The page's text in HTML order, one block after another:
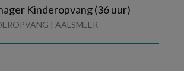
Kinderopvang (36 uur)
| AALSMEER